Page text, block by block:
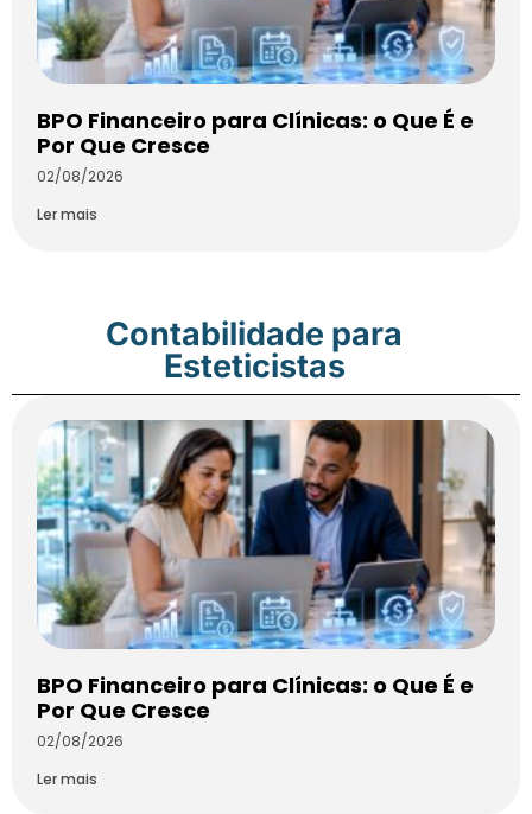
BPO Financeiro para Clínicas: o Que É e
Por Que Cresce
02/08/2026
Ler mais
Contabilidade para
Esteticistas
BPO Financeiro para Clínicas: o Que É e
Por Que Cresce
02/08/2026
Ler mais